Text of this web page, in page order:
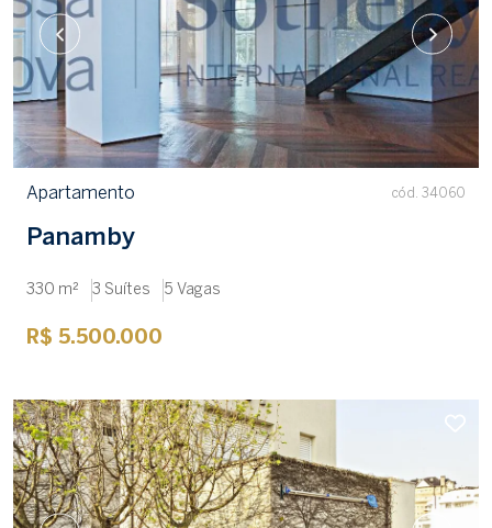
Apartamento cód. 34060
Panamby
330 m² 3 Suítes 5 Vagas
R$ 5.500.000